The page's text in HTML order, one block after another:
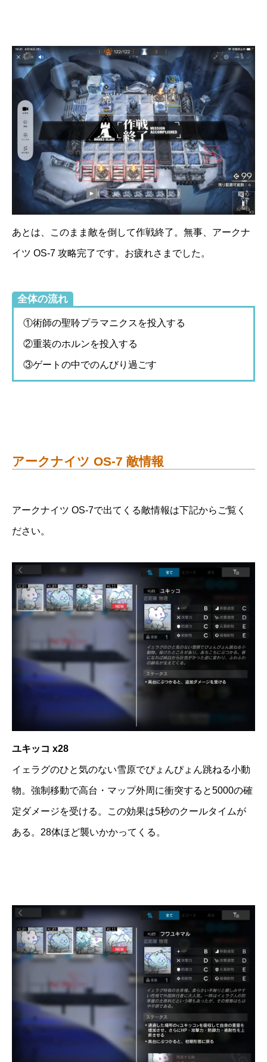
あとは、このまま敵を倒して作戦終了。無事、アークナ
イツ OS-7 攻略完了です。お疲れさまでした。
全体の流れ
①術師の聖聆プラマニクスを投入する
②重装のホルンを投入する
③ゲートの中でのんびり過ごす
アークナイツ OS-7 敵情報
アークナイツ OS-7で出てくる敵情報は下記からご覧く
ださい。
ユキッコ x28
イェラグのひと気のない雪原でぴょんぴょん跳ねる小動
物。強制移動で高台・マップ外周に衝突すると5000の確
定ダメージを受ける。この効果は5秒のクールタイムが
ある。28体ほど襲いかかってくる。